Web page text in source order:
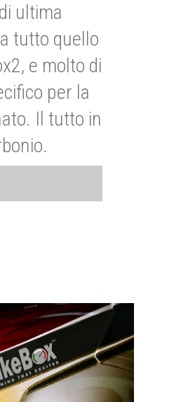
ultima
tutto quello
e molto di
per la
Il tutto in